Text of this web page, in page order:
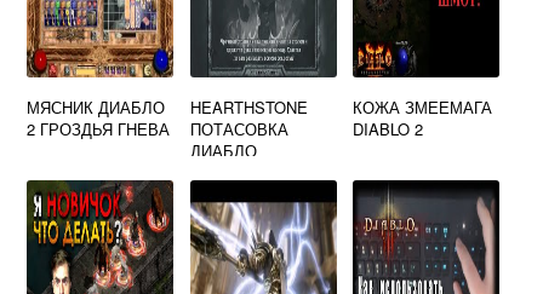
МЯСНИК ДИАБЛО
2 ГРОЗДЬЯ ГНЕВА
HEARTHSTONE
ПОТАСОВКА
ДИАБЛО
КОЖА ЗМЕЕМАГА
DIABLO 2